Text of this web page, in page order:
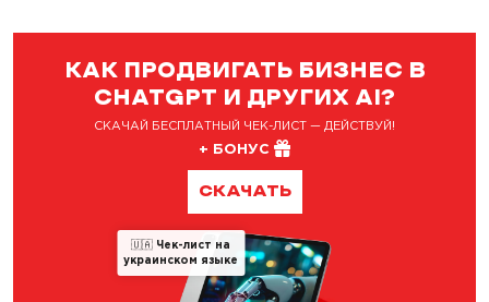
КАК ПРОДВИГАТЬ БИЗНЕС В
CHATGPT И ДРУГИХ AI?
СКАЧАЙ БЕСПЛАТНЫЙ ЧЕК-ЛИСТ — ДЕЙСТВУЙ!
+ БОНУС
СКАЧАТЬ
🇺🇦 Чек-лист на
украинском языке